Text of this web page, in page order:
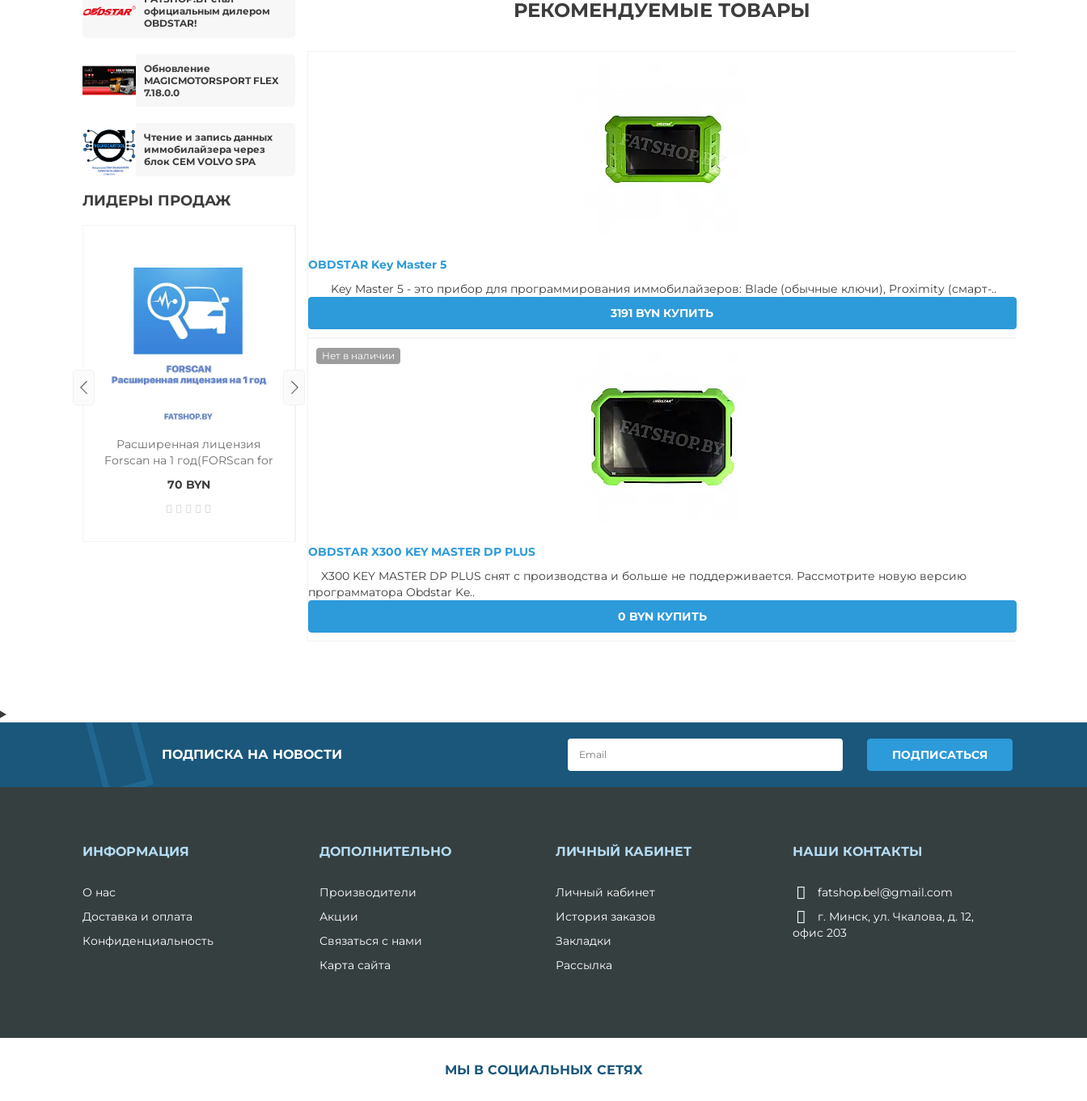
официальным дилером
OBDSTAR!
Обновление
MAGICMOTORSPORT FLEX
7.18.0.0
Чтение и запись данных
иммобилайзера через
блок CEM VOLVO SPA
ЛИДЕРЫ ПРОДАЖ
Расширенная лицензия
Forscan на 1 год(FORScan for
License)
70 BYN
Вася Диагност v2 Pro 25.7.0
175 BYN
РЕКОМЕНДУЕМЫЕ ТОВАРЫ
OBDSTAR Key Master 5
Key Master 5 - это прибор для программирования иммобилайзеров: Blade (обычные ключи), Proximity (смарт-..
3191 BYN КУПИТЬ
Нет в наличии
OBDSTAR X300 KEY MASTER DP PLUS
X300 KEY MASTER DP PLUS снят с производства и больше не поддерживается. Рассмотрите новую версию
программатора Obdstar Ke..
0 BYN КУПИТЬ
ПОДПИСКА НА НОВОСТИ
ИНФОРМАЦИЯ
О нас
Доставка и оплата
Конфиденциальность
ДОПОЛНИТЕЛЬНО
Производители
Акции
Связаться с нами
Карта сайта
ЛИЧНЫЙ КАБИНЕТ
Личный кабинет
История заказов
Закладки
Рассылка
НАШИ КОНТАКТЫ
fatshop.bel@gmail.com
г. Минск, ул. Чкалова, д. 12,
офис 203
МЫ В СОЦИАЛЬНЫХ СЕТЯХ